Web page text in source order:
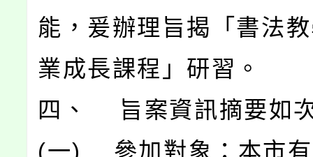
能，爰辦理旨揭「書法
業成長課程」研習。
四、 旨案資訊摘要如
(一) 參加對象：本市有